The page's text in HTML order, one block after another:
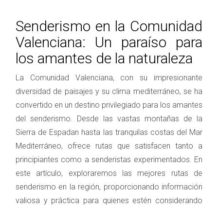
Senderismo en la Comunidad
Valenciana: Un paraíso para
los amantes de la naturaleza
La Comunidad Valenciana, con su impresionante
diversidad de paisajes y su clima mediterráneo, se ha
convertido en un destino privilegiado para los amantes
del senderismo. Desde las vastas montañas de la
Sierra de Espadan hasta las tranquilas costas del Mar
Mediterráneo, ofrece rutas que satisfacen tanto a
principiantes como a senderistas experimentados. En
este artículo, exploraremos las mejores rutas de
senderismo en la región, proporcionando información
valiosa y práctica para quienes estén considerando